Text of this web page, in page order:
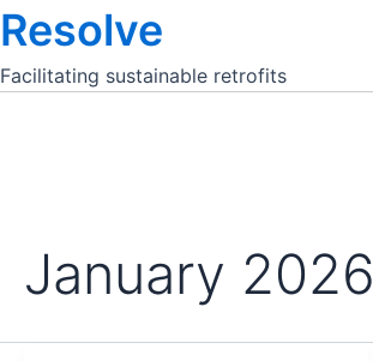
Resolve
Facilitating sustainable retrofits
January 2026